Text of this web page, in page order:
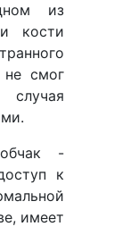
из
кости
не смог
-
к
имеет